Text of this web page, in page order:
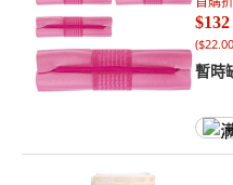
$132
(
暫時